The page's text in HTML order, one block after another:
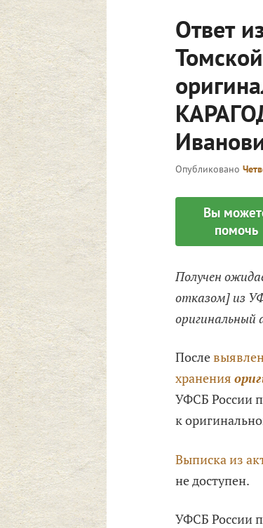
Ответ
Опубликовано
Вы
помочь
Получен
отказом] из
оригинальный
После
хранения
УФСБ России
к
Выписка из
не доступен.
УФСБ России